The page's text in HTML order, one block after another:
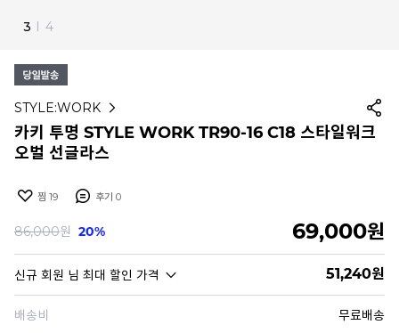
4 I 4
STYLE:WORK
카키 투명 STYLE WORK TR90-16 C18 스타일워크
오벌 선글라스
찜 19 후기 0
86,000원 20% 69,000원
신규 회원 님 최대 할인 가격 51,240원
배송비
무료배송